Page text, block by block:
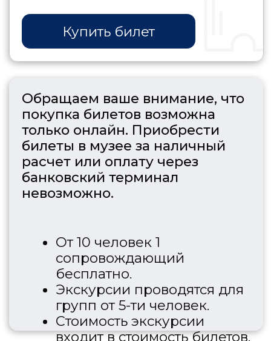
Проезд: м.Курская
Режим работы:
Пн. - Пт. 10.00-17.00
Сб. 10.30-16.00
Вс. 10.00-17.00
Документы:
Противодействие коррупции
Посетителям:
Адрес:
Москва ул. Казакова,
д.18с 1
Купить билет
Пушкинская